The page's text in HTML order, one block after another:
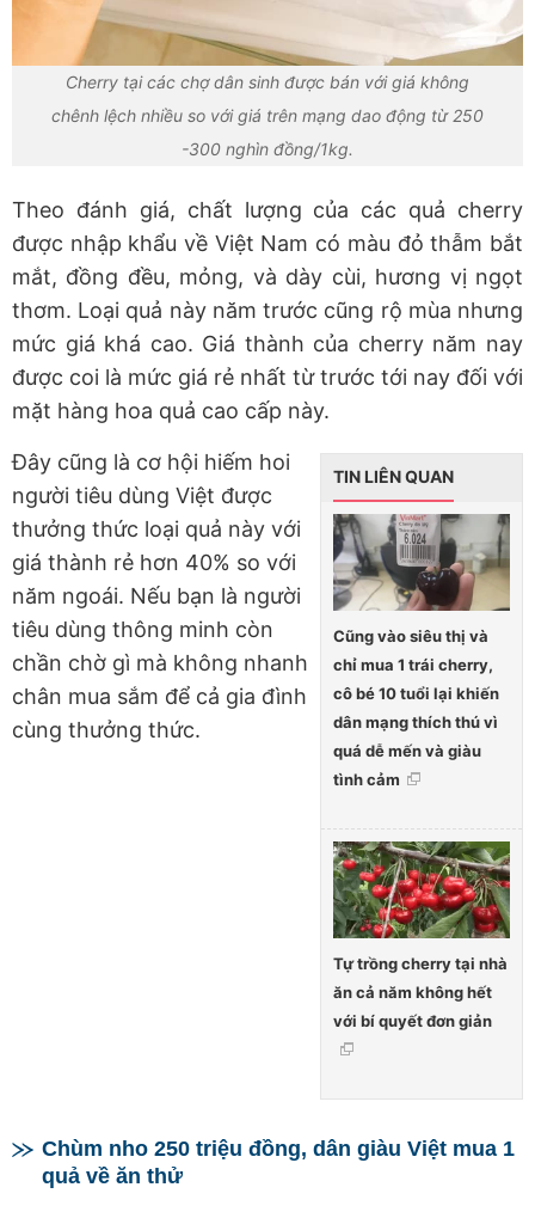
Cherry tại các chợ dân sinh được bán với giá không
chênh lệch nhiều so với giá trên mạng dao động từ 250
-300 nghìn đồng/1kg.
Theo đánh giá, chất lượng của các quả cherry
được nhập khẩu về Việt Nam có màu đỏ thẫm bắt
mắt, đồng đều, mỏng, và dày cùi, hương vị ngọt
thơm. Loại quả này năm trước cũng rộ mùa nhưng
mức giá khá cao. Giá thành của cherry năm nay
được coi là mức giá rẻ nhất từ trước tới nay đối với
mặt hàng hoa quả cao cấp này.
TIN LIÊN QUAN
Cũng vào siêu thị và
chỉ mua 1 trái cherry,
cô bé 10 tuổi lại khiến
dân mạng thích thú vì
quá dễ mến và giàu
tình cảm
Tự trồng cherry tại nhà
ăn cả năm không hết
với bí quyết đơn giản
Đây cũng là cơ hội hiếm hoi
người tiêu dùng Việt được
thưởng thức loại quả này với
giá thành rẻ hơn 40% so với
năm ngoái. Nếu bạn là người
tiêu dùng thông minh còn
chần chờ gì mà không nhanh
chân mua sắm để cả gia đình
cùng thưởng thức.
Chùm nho 250 triệu đồng, dân giàu Việt mua 1
quả về ăn thử